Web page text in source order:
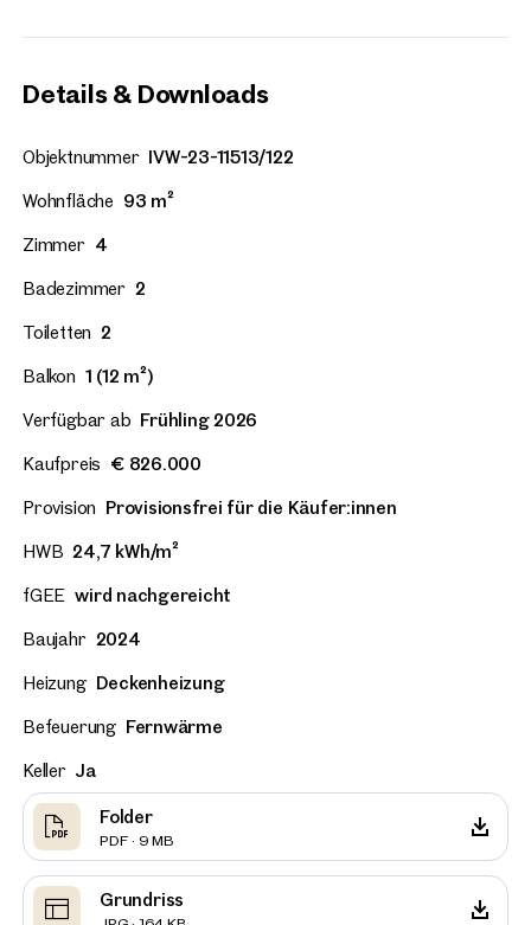
Details & Downloads
Objektnummer IVW-23-11513/122
Wohnfläche 93 m²
Zimmer 4
Badezimmer 2
Toiletten 2
Balkon 1 (12 m²)
Verfügbar ab Frühling 2026
Kaufpreis € 826.000
Provision Provisionsfrei für die Käufer:innen
HWB 24,7 kWh/m²
fGEE wird nachgereicht
Baujahr 2024
Heizung Deckenheizung
Befeuerung Fernwärme
Keller Ja
Folder
PDF · 9 MB
Grundriss